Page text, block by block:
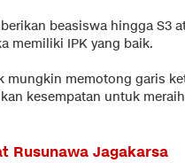
beasiswa hingga S3
memiliki IPK yang baik.
mungkin memotong garis
kesempatan untuk
Rusunawa Jagakarsa